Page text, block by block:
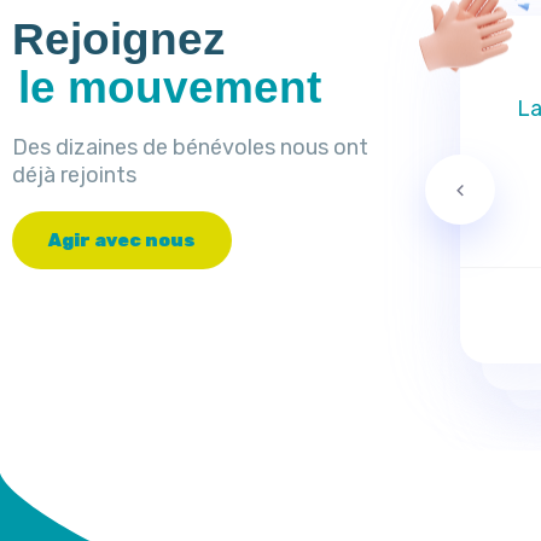
Rejoignez
le mouvement
Des dizaines de bénévoles nous ont
déjà rejoints
Agir avec nous